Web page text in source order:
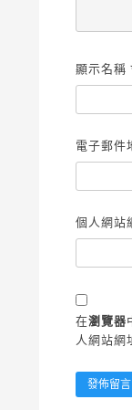
顯示名稱
電子郵件
個人網站
在瀏覽器
人網站網